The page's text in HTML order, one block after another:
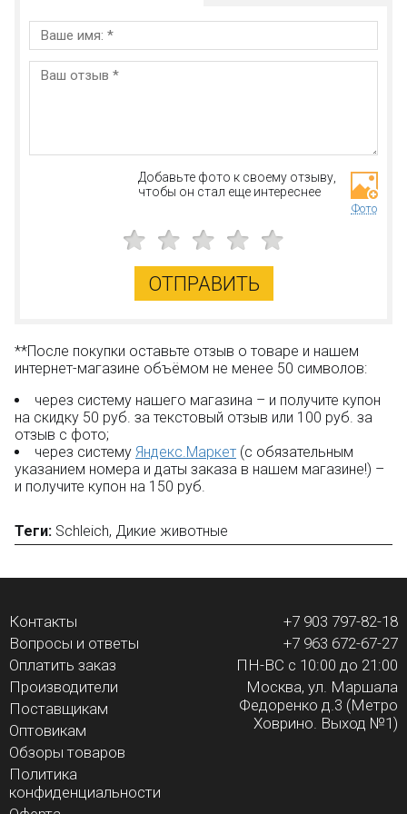
Добавьте фото к своему отзыву,
чтобы он стал еще интереснее
Фото
ОТПРАВИТЬ
**После покупки оставьте отзыв о товаре и нашем
интернет-магазине объёмом не менее 50 символов:
через систему нашего магазина – и получите купон
на скидку 50 руб. за текстовый отзыв или 100 руб. за
отзыв с фото;
через систему Яндекс.Маркет (с обязательным
указанием номера и даты заказа в нашем магазине!) –
и получите купон на 150 руб.
Теги: Schleich, Дикие животные
Контакты
Вопросы и ответы
Оплатить заказ
Производители
Поставщикам
Оптовикам
Обзоры товаров
Политика
конфиденциальности
+7 903 797-82-18
+7 963 672-67-27
ПН-ВС с 10:00 до 21:00
Москва, ул. Маршала
Федоренко д.3 (Метро
Ховрино. Выход №1)